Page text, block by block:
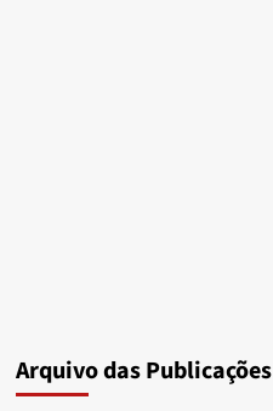
Arquivo das Publicações